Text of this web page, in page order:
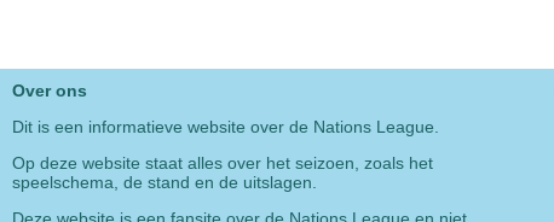
Over ons
Dit is een informatieve website over de Nations League.
Op deze website staat alles over het seizoen, zoals het
speelschema, de stand en de uitslagen.